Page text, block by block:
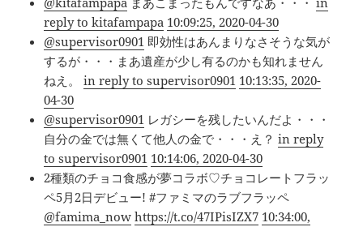
reply to kitafampapa 10:09:25, 2020-04-30
@supervisor0901 即効性はあんまりなさそうな気が
するが・・・まあ遺産が少し有るのかも知れません
ねえ。in reply to supervisor0901 10:13:35, 2020-
04-30
@supervisor0901 レガシーを残したいんだよ・・・
自分の金では無くて他人の金で・・・え？in reply
to supervisor0901 10:14:06, 2020-04-30
2種類のチョコ食感が夢コラボ♡チョコレートフラッ
ペ5月2日デビュー! #ファミマのラブフラッペ
@famima_now https://t.co/47IPisIZX7 10:34:00,